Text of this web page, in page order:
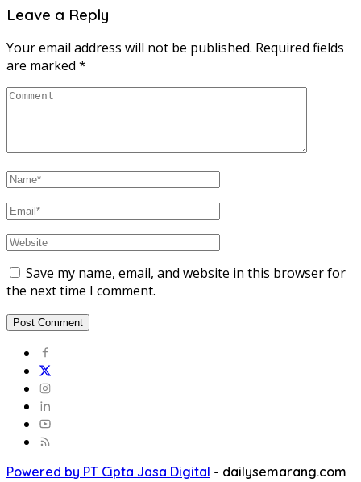
Leave a Reply
Your email address will not be published. Required fields
are marked *
Save my name, email, and website in this browser for
the next time I comment.
Powered by PT Cipta Jasa Digital - dailysemarang.com